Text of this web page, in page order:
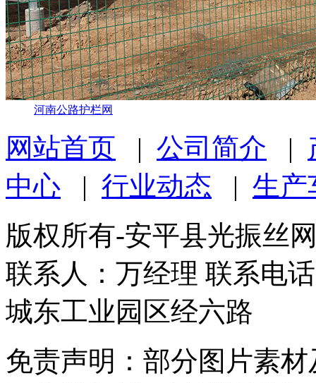
河南公路护栏网
网站首页 | 公司简介 |
中心 | 行业动态 | 生产
版权所有-安平县光振丝
联系人：万经理 联系电
城东工业园区经六路
免责声明：部分图片素